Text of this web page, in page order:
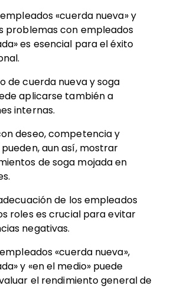
«cuerda nueva» y
problemas con empleados
es esencial para el éxito
de cuerda nueva y soga
aplicarse también a
internas.
deseo, competencia y
aun así, mostrar
de soga mojada en
de los empleados
roles es crucial para evitar
negativas.
«cuerda nueva»,
y «en el medio» puede
el rendimiento general de